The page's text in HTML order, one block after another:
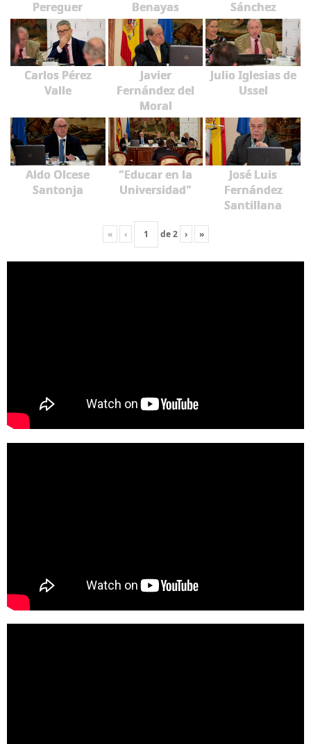
Pereguer Benayas Sánchez
Carlos Pérez
Valle
Javier
Fernández del
Moral
Julio Iglesias de
Ussel
Aldo Olcese
Santonja
"Educar en la
Universidad"
José Luis
Fernández
Santillana
« ‹ de2 › »